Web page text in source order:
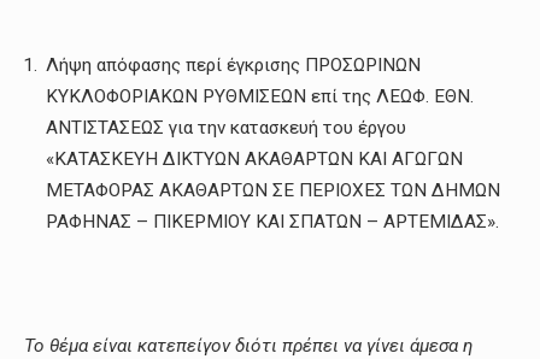
Λήψη απόφασης περί έγκρισης ΠΡΟΣΩΡΙΝΩΝ
ΚΥΚΛΟΦΟΡΙΑΚΩΝ ΡΥΘΜΙΣΕΩΝ επί της ΛΕΩΦ. ΕΘΝ.
ΑΝΤΙΣΤΑΣΕΩΣ για την κατασκευή του έργου
«ΚΑΤΑΣΚΕΥΗ ΔΙΚΤΥΩΝ ΑΚΑΘΑΡΤΩΝ ΚΑΙ ΑΓΩΓΩΝ
ΜΕΤΑΦΟΡΑΣ ΑΚΑΘΑΡΤΩΝ ΣΕ ΠΕΡΙΟΧΕΣ ΤΩΝ ΔΗΜΩΝ
ΡΑΦΗΝΑΣ – ΠΙΚΕΡΜΙΟΥ ΚΑΙ ΣΠΑΤΩΝ – ΑΡΤΕΜΙΔΑΣ».
Το θέμα είναι κατεπείγον διότι πρέπει να γίνει άμεσα η